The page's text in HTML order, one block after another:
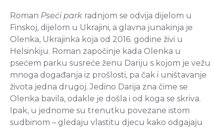
Roman Pseći park radnjom se odvija dijelom u
Finskoj, dijelom u Ukrajini, a glavna junakinja je
Olenka, Ukrajinka koja od 2016. godine živi u
Helsinkiju. Roman započinje kada Olenka u
psećem parku susreće ženu Dariju s kojom je vežu
mnoga događanja iz prošlosti, pa čak i uništavanje
života jedna drugoj. Jedino Darija zna čime se
Olenka bavila, odakle je došla i od koga se skriva.
Ipak, u jednome su trenutku povezane istom
sudbinom – gledaju vlastitu djecu kako odgajaju